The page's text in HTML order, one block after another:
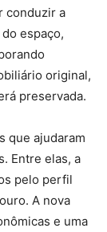
conduzir a
espaço,
original,
preservada.
que ajudaram
Entre elas, a
pelo perfil
A nova
e uma